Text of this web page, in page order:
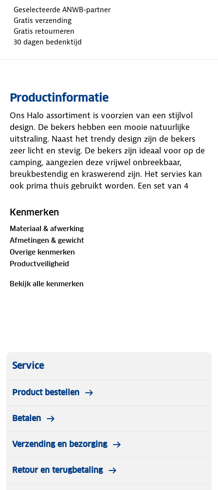
Geselecteerde ANWB-partner
Gratis verzending
Gratis retourneren
30 dagen bedenktijd
Productinformatie
Ons Halo assortiment is voorzien van een stijlvol
design. De bekers hebben een mooie natuurlijke
uitstraling. Naast het trendy design zijn de bekers
zeer licht en stevig. De bekers zijn ideaal voor op de
camping, aangezien deze vrijwel onbreekbaar,
breukbestendig en kraswerend zijn. Het servies kan
ook prima thuis gebruikt worden. Een set van 4
en is vaatwasmachinebestendig en food approved.
Halo servies.
Kenmerken
Materiaal & afwerking
Afmetingen & gewicht
Overige kenmerken
Productveiligheid
Bekijk alle kenmerken
Service
Product bestellen
Betalen
Verzending en bezorging
Retour en terugbetaling